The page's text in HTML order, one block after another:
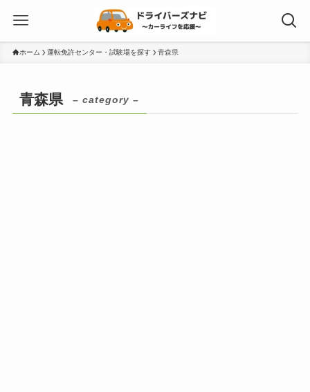
ホーム 運転免許センター・試験場を探す 青森県
青森県 – category –